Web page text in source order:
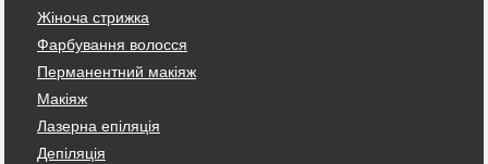
Жіноча стрижка
Фарбування волосся
Перманентний макіяж
Макіяж
Лазерна епіляція
Депіляція